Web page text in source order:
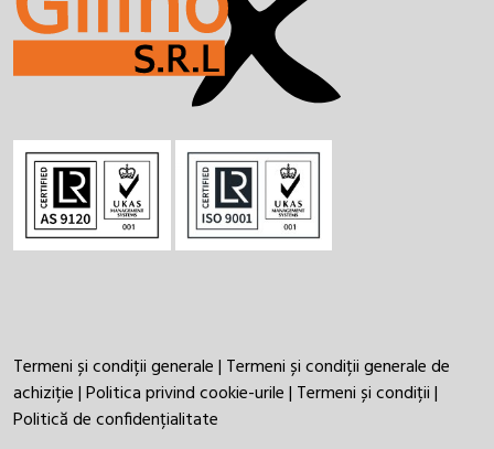
Termeni și condiții generale| Termeni și condiții generale de
achiziție|Politica privind cookie-urile| Termeni și condiții|
Politică de confidențialitate